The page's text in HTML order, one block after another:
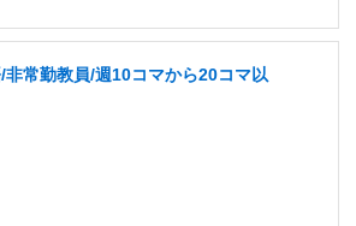
常勤教員/週10コマから20コマ以